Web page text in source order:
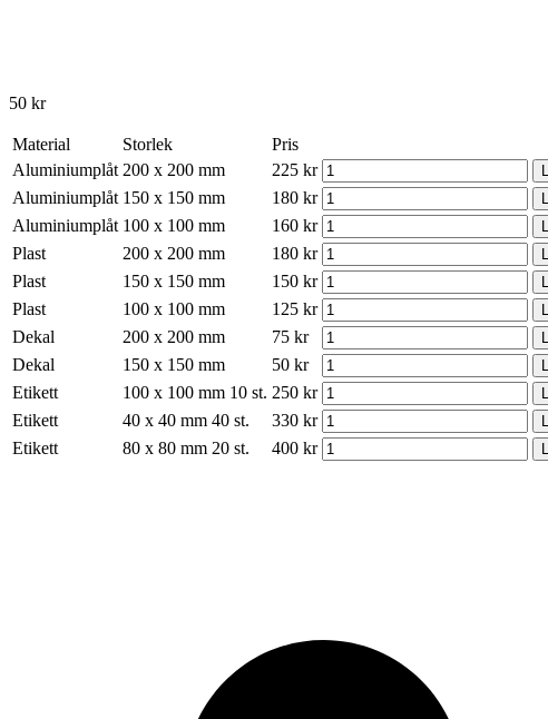
50 kr
Material Storlek
Pris
Aluminiumplåt 200 x 200 mm 225 kr
Aluminiumplåt 150 x 150 mm 180 kr
Aluminiumplåt 100 x 100 mm 160 kr
Plast 200 x 200 mm 180 kr
Plast 150 x 150 mm 150 kr
Plast 100 x 100 mm 125 kr
Dekal 200 x 200 mm 75 kr
Dekal 150 x 150 mm 50 kr
Etikett 100 x 100 mm 10 st. 250 kr
Etikett 40 x 40 mm 40 st. 330 kr
Etikett 80 x 80 mm 20 st. 400 kr